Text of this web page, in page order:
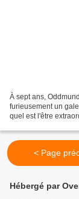
À sept ans,
furieusement un
quel est l'être
< Page
Hébergé par